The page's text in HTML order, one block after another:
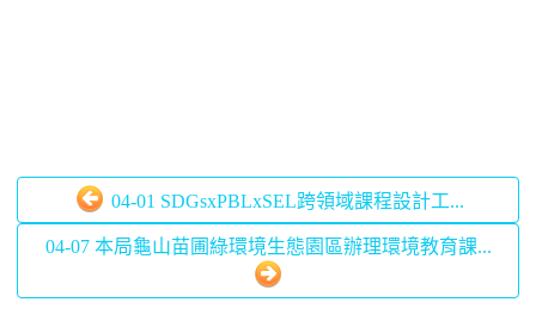
04-01 SDGsxPBLxSEL跨領域課程設計工...
04-07 本局龜山苗圃綠環境生態園區辦理環境教育課...